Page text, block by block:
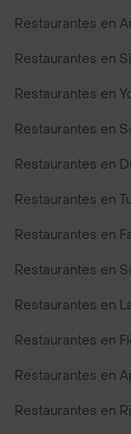
Restaurantes en
Restaurantes en
Restaurantes en
Restaurantes en
Restaurantes en
Restaurantes en
Restaurantes en
Restaurantes en
Restaurantes en
Restaurantes en
Restaurantes en
Restaurantes en